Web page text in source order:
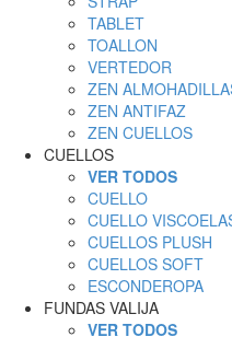
TABLET
TOALLON
VERTEDOR
ZEN
ZEN ANTIFAZ
ZEN CUELLOS
CUELLOS
VER TODOS
CUELLO
CUELLO
CUELLOS PLUSH
CUELLOS SOFT
ESCONDEROPA
FUNDAS VALIJA
VER TODOS